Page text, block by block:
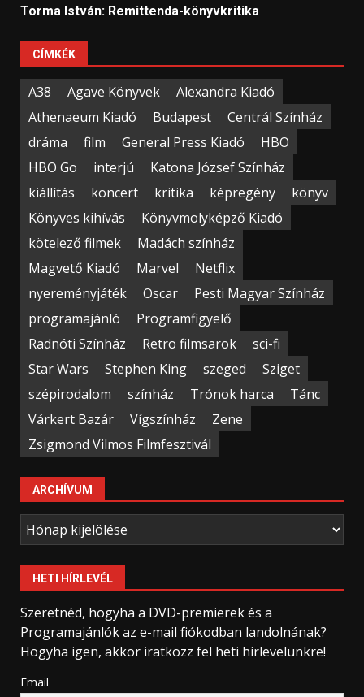
Torma István: Remittenda-könyvkritika
CÍMKÉK
A38 Agave Könyvek
Alexandra Kiadó
Athenaeum Kiadó
Budapest
Centrál Színház
dráma
film General Press Kiadó
HBO
HBO Go
interjú
Katona József Színház
kiállítás
koncert kritika képregény
könyv
Könyves kihívás
Könyvmolyképző Kiadó
kötelező filmek
Madách színház
Magvető Kiadó
Marvel
Netflix
nyereményjáték
Oscar
Pesti Magyar Színház
programajánló
Programfigyelő
Radnóti Színház
Retro filmsarok
sci-fi
Star Wars
Stephen King szeged
Sziget
szépirodalom
színház Trónok harca
Tánc
Várkert Bazár
Vígszínház
Zene
Zsigmond Vilmos Filmfesztivál
ARCHÍVUM
Archívum
HETI HÍRLEVÉL
Szeretnéd, hogyha a DVD-premierek és a
Programajánlók az e-mail fiókodban landolnának?
Hogyha igen, akkor iratkozz fel heti hírlevelünkre!
Email